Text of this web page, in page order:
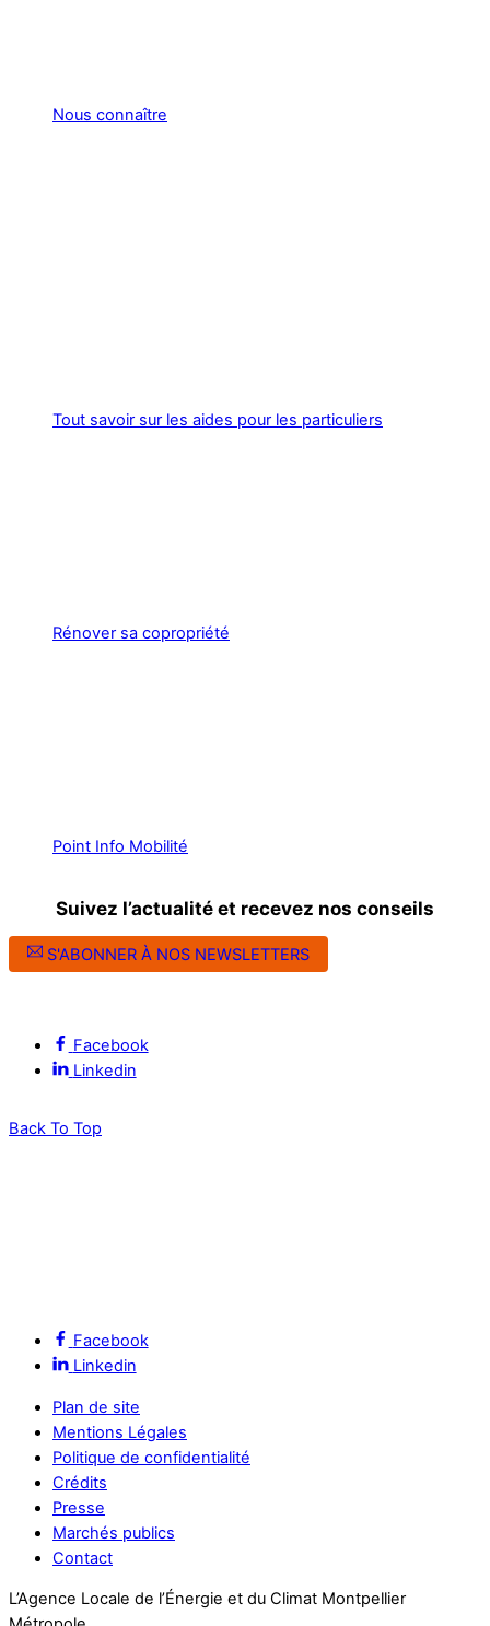
Nous connaître
Tout savoir sur les aides pour les particuliers
Rénover sa copropriété
Point Info Mobilité
Suivez l’actualité et recevez nos conseils
S'ABONNER À NOS NEWSLETTERS
Facebook
Linkedin
Back To Top
Facebook
Linkedin
Plan de site
Mentions Légales
Politique de confidentialité
Crédits
Presse
Marchés publics
Contact
L’Agence Locale de l’Énergie et du Climat Montpellier